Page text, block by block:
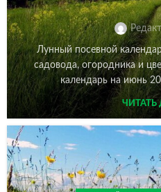
Лунный посевной
садовода, огородника и
календарь на июнь
ЧИТАТЬ